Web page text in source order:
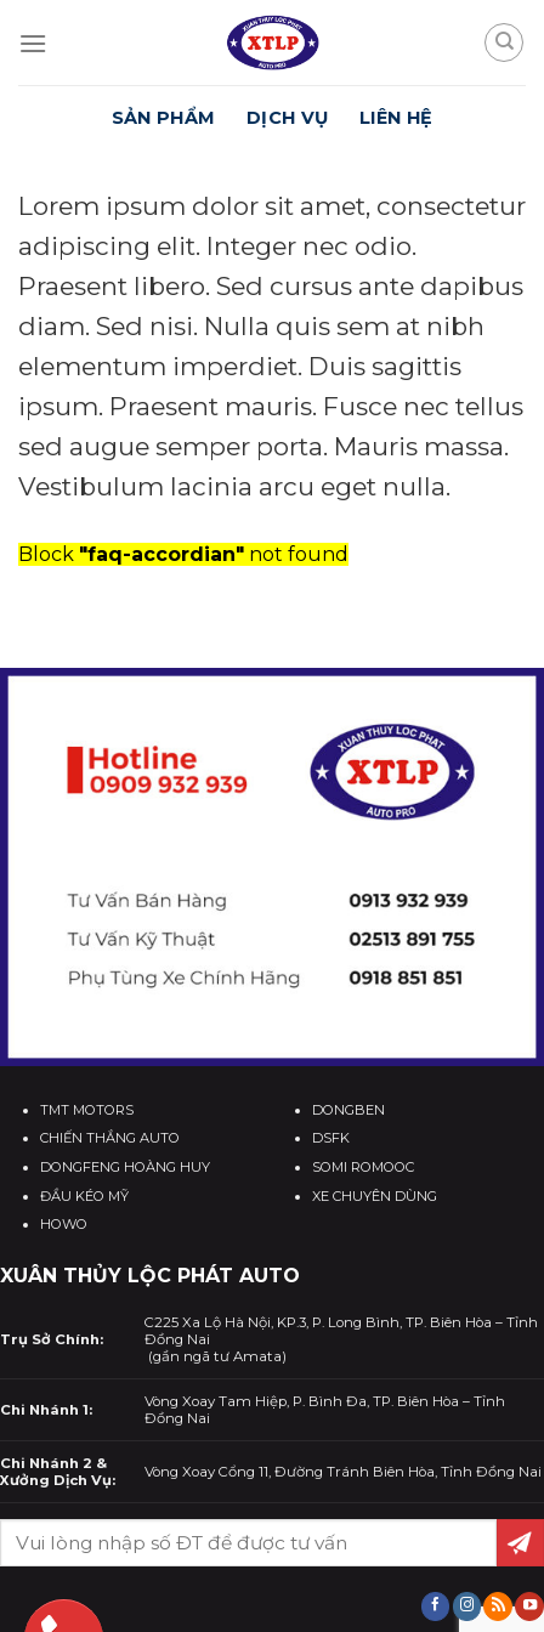
SẢN PHẨM DỊCH VỤ LIÊN HỆ
Lorem ipsum dolor sit amet, consectetur
adipiscing elit. Integer nec odio.
Praesent libero. Sed cursus ante dapibus
diam. Sed nisi. Nulla quis sem at nibh
elementum imperdiet. Duis sagittis
ipsum. Praesent mauris. Fusce nec tellus
sed augue semper porta. Mauris massa.
Vestibulum lacinia arcu eget nulla.
Block "faq-accordian" not found
TMT MOTORS
CHIẾN THẮNG AUTO
DONGFENG HOÀNG HUY
ĐẦU KÉO MỸ
HOWO
DONGBEN
DSFK
SOMI ROMOOC
XE CHUYÊN DÙNG
XUÂN THỦY LỘC PHÁT AUTO
Trụ Sở Chính:
C225 Xa Lộ Hà Nội, KP.3, P. Long Bình, TP. Biên Hòa – Tỉnh
Đồng Nai
(gần ngã tư Amata)
Chi Nhánh 1:
Vòng Xoay Tam Hiệp, P. Bình Đa, TP. Biên Hòa – Tỉnh
Đồng Nai
Chi Nhánh 2 &
Xưởng Dịch Vụ:
Vòng Xoay Cổng 11, Đường Tránh Biên Hòa, Tỉnh Đồng Nai